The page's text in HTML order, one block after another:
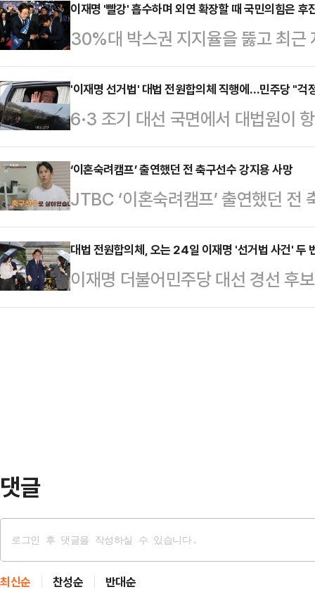
민주당 상임고문의 역할론이 정치
삼은 이른바 '초당적 국민후보'가
능성에 이목이 쏠린다.22일 정치
로 다가온 대선 국면에서 새민주당
을 긍정적으로 전망했다. 그는 이
형 개헌, 다당제와 …
이재명 '빨강' 흡수하며 외연 확장할 때 국민의힘은
30%대 박스권 지지율을 뚫고 최
주당 경선 후보는 차분하게 정책 행
모를 뽐내는 모습이다. 이 후보는
(AI) 업체와 국방과학연구소(ADD)
자 간담회, 자본시장 활성화 간담회
페인 각종 홍보물에 더불어민주당
간색을 함께 섞어 쓰고 있다. '중도·
지로 읽힌다…
'이재명 선거법' 대법 전원합의체 직행에…민주당 "걱
6·3 조기 대선 국면에서 대법원이
어민주당 대선 후보의 공직선거법
당 일각에선 무죄 판결을 확신하는
권에 따르면, 전날 대법원이 이재명
한 것을 두고 민주당에서 다양한 반
사회적으로 중대한 영향을 미치는
대법원장과 법원행정처장을 제외
판이다.한민수 대변인은…
‘이혼숙려캠프’ 출연했던 전 축구선수 강지용 사망
JTBC ‘이혼숙려캠프’ 출연했던
인은 22일 세상을 떠났으며, 빈소
로는 아내 이다은 씨와 3살 딸이 이
난 2009년 K리그 드래프트에 참가
로로 데뷔한 강지용은 부산 아이파
대법 전원합의체, 오는 24일 이재명 '선거법 사건' 두
이재명 더불어민주당 대선 경선 후
에 회부한 대법원이 두번째 합의기
댓글
최신순 찬성순 반대순